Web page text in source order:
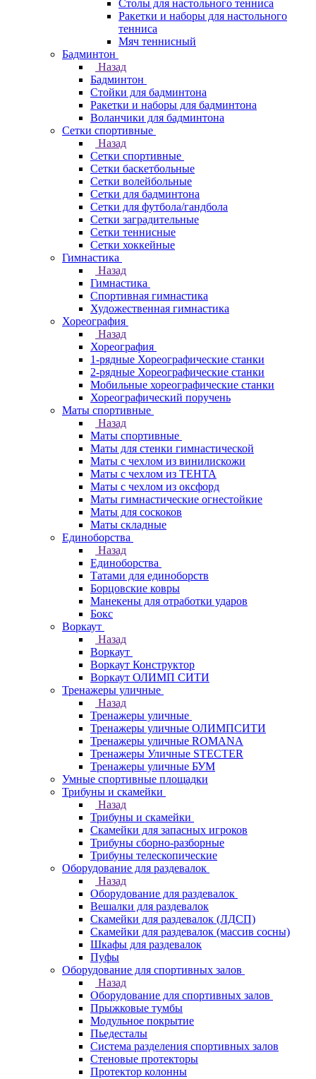
Столы для настольного тенниса
Ракетки и наборы для настольного
тенниса
Мяч теннисный
Бадминтон
Назад
Бадминтон
Стойки для бадминтона
Ракетки и наборы для бадминтона
Воланчики для бадминтона
Сетки спортивные
Назад
Сетки спортивные
Сетки баскетбольные
Сетки волейбольные
Сетки для бадминтона
Сетки для футбола/гандбола
Сетки заградительные
Сетки теннисные
Сетки хоккейные
Гимнастика
Назад
Гимнастика
Спортивная гимнастика
Художественная гимнастика
Хореография
Назад
Хореография
1-рядные Хореографические станки
2-рядные Хореографические станки
Мобильные хореографические станки
Хореографический поручень
Маты спортивные
Назад
Маты спортивные
Маты для стенки гимнастической
Маты с чехлом из винилискожи
Маты с чехлом из ТЕНТА
Маты с чехлом из оксфорд
Маты гимнастические огнестойкие
Маты для соскоков
Маты складные
Единоборства
Назад
Единоборства
Татами для единоборств
Борцовские ковры
Манекены для отработки ударов
Бокс
Воркаут
Назад
Воркаут
Воркаут Конструктор
Воркаут ОЛИМП СИТИ
Тренажеры уличные
Назад
Тренажеры уличные
Тренажеры уличные ОЛИМПСИТИ
Тренажеры уличные ROMANA
Тренажеры Уличные STECTER
Тренажеры уличные БУМ
Умные спортивные площадки
Трибуны и скамейки
Назад
Трибуны и скамейки
Скамейки для запасных игроков
Трибуны сборно-разборные
Трибуны телескопические
Оборудование для раздевалок
Назад
Оборудование для раздевалок
Вешалки для раздевалок
Скамейки для раздевалок (ЛДСП)
Скамейки для раздевалок (массив сосны)
Шкафы для раздевалок
Пуфы
Оборудование для спортивных залов
Назад
Оборудование для спортивных залов
Прыжковые тумбы
Модульное покрытие
Пьедесталы
Система разделения спортивных залов
Стеновые протекторы
Протектор колонны